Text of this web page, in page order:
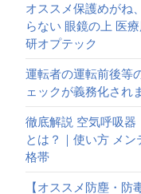
オススメ保護めがね
らない 眼鏡の上 医
研オプテック
運転者の運転前後等
ェックが義務化され
徹底解説 空気呼吸器
とは？｜使い方 メン
格帯
【オススメ防塵・防